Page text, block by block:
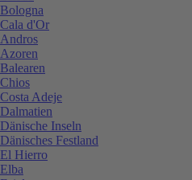
Bologna
Cala d'Or
Andros
Azoren
Balearen
Chios
Costa Adeje
Dalmatien
Dänische Inseln
Dänisches Festland
El Hierro
Elba